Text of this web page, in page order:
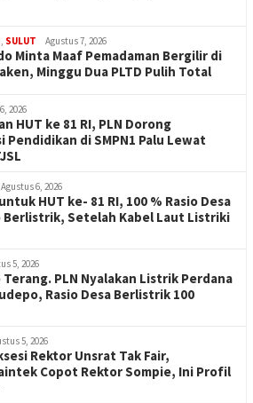
, SULUT Agustus 7, 2026
Minta Maaf Pemadaman Bergilir di
Minggu Dua PLTD Pulih Total
2026
HUT ke 81 RI, PLN Dorong
Pendidikan di SMPN1 Palu Lewat
Agustus 6, 2026
HUT ke- 81 RI, 100 % Rasio Desa
Berlistrik, Setelah Kabel Laut Listriki
5, 2026
PLN Nyalakan Listrik Perdana
Rasio Desa Berlistrik 100
5, 2026
Rektor Unsrat Tak Fair,
Copot Rektor Sompie, Ini Profil